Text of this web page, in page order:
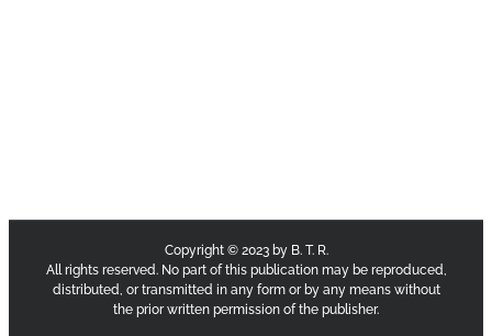
Copyright © 2023 by B. T. R.
All rights reserved. No part of this publication may be reproduced,
distributed, or transmitted in any form or by any means without
the prior written permission of the publisher.